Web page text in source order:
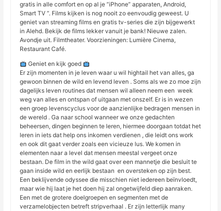
gratis in alle comfort en op al je “iPhone” apparaten, Android,
Smart TV “. Films kijken is nog nooit zo eenvoudig geweest. U
geniet van streaming films en gratis tv-series die zijn bijgewerkt
in Alehd. Bekijk de films lekker vanuit je bank! Nieuwe zalen.
Avondje uit. Filmtheater. Voorzieningen: Lumière Cinema,
Restaurant Café.
Geniet en kijk goed
Er zijn momenten in je leven waar u wil hightail het van alles, ga
gewoon binnen de wild en levend leven . Soms als we zo moe zijn
dagelijks leven routines dat mensen wil alleen neem een ​​ week
weg van alles en ontspan of uitgaan met onszelf. Er is in wezen
een groep levenscyclus voor de aanzienlijke bedragen mensen in
de wereld . Ga naar school wanneer we onze gedachten
beheersen, dingen beginnen te leren, hiermee doorgaan totdat het
leren in iets dat help ons inkomen verdienen , die leidt ons work
en ook dit gaat verder zoals een vicieuze lus. We komen in
elementen naar a level dat mensen meestal vergeet onze
bestaan. De film in the wild gaat over een mannetje die besluit te
gaan inside wild en eerlijk bestaan ​​ en oversteken op zijn best.
Een beklijvende odyssee die misschien niet iedereen beïnvloedt,
maar wie hij laat je het doen hij zal ongetwijfeld diep aanraken.
Een met de grotere doelgroepen en segmenten met de
verzamelobjecten betreft stripverhaal . Er zijn letterlijk many